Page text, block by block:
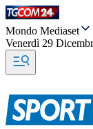
Mondo Mediaset
Venerdì 29